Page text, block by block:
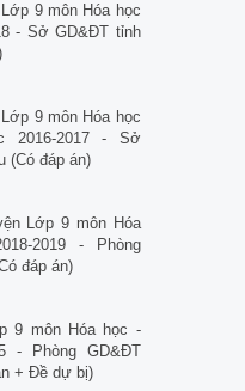
9 môn Hóa học
- Sở GD&ĐT tỉnh
9 môn Hóa học
2016-2017 - Sở
(Có đáp án)
Lớp 9 môn Hóa
2019 - Phòng
đáp án)
9 môn Hóa học -
- Phòng GD&ĐT
+ Đề dự bị)